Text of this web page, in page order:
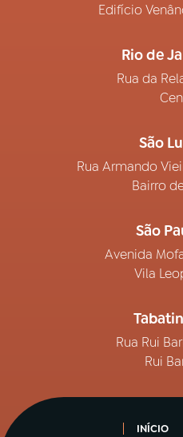
Edifício
Rio de
Rua da
São
Rua Armando
Bairro
São
Avenida
Vila
Rua Rui
Rui
INÍCIO